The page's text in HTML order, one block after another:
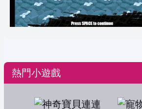
熱門小遊戲